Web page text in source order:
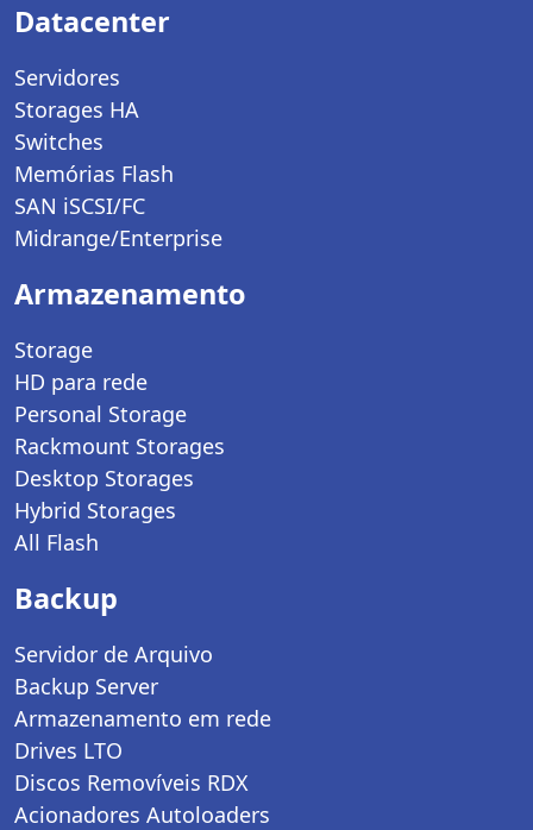
Datacenter
Servidores
Storages HA
Switches
Memórias Flash
SAN iSCSI/FC
Midrange/Enterprise
Armazenamento
Storage
HD para rede
Personal Storage
Rackmount Storages
Desktop Storages
Hybrid Storages
All Flash
Backup
Servidor de Arquivo
Backup Server
Armazenamento em rede
Drives LTO
Discos Removíveis RDX
Acionadores Autoloaders